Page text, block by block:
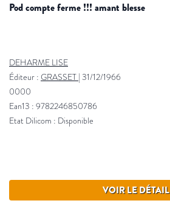
pod compte ferme !!! amant blesse
DEHARME LISE
Éditeur : GRASSET | 31/12/1966
0000
Ean13 : 9782246850786
Etat Dilicom : Disponible
VOIR LE DÉTAIL